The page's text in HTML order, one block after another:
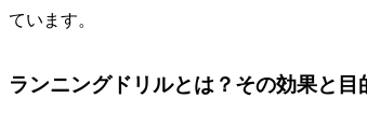
ています。
ランニングドリルとは？その効果と目